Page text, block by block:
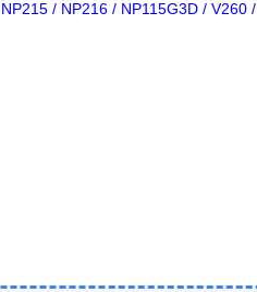
/ NP216 / NP115G3D / V260 /